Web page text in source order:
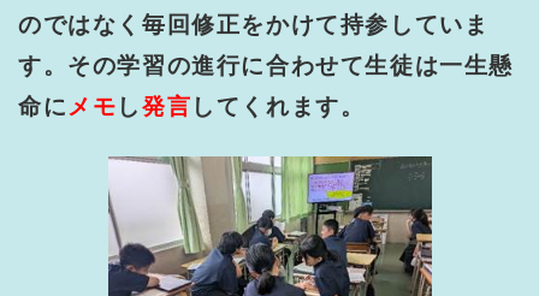
のではなく毎回修正をかけて持参していま
す。その学習の進行に合わせて生徒は一生懸
命に メモ し発言 してくれます。